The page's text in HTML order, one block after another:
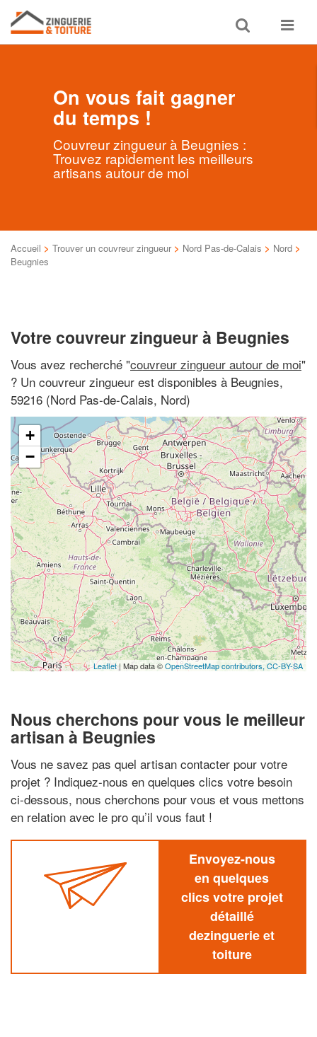
Toggle
search
Toggle
On vous fait gagner
du temps !
Couvreur zingueur à Beugnies :
Trouvez rapidement les meilleurs
artisans autour de moi
Accueil > Trouver un couvreur zingueur > Nord Pas-de-Calais > Nord >
Beugnies
Votre couvreur zingueur à Beugnies
Vous avez recherché "couvreur zingueur autour de moi"
? Un couvreur zingueur est disponibles à Beugnies,
59216 (Nord Pas-de-Calais, Nord)
+
−
Leaflet | Map data ©OpenStreetMap contributors, CC-BY-SA
Nous cherchons pour vous le meilleur
artisan à Beugnies
Vous ne savez pas quel artisan contacter pour votre
projet ? Indiquez-nous en quelques clics votre besoin
ci-dessous, nous cherchons pour vous et vous mettons
en relation avec le pro qu’il vous faut !
Envoyez-nous
en quelques
clics votre projet
détaillé
dezinguerie et
toiture